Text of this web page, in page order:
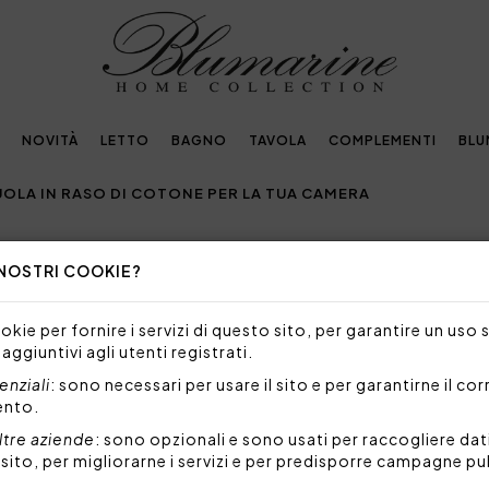
COOKIE?
per fornire i servizi di questo sito, per garantire un uso
aggiuntivi agli utenti registrati.
: sono necessari per usare il sito e per garantirne il
aziende: sono opzionali e sono usati per raccogliere
per migliorarne i servizi e per predisporre campagne
NOVITÀ LETTO BAGNO TAVOLA COMPLEMENTI
IN RASO DI COTONE PER LA TUA CAMERA
LENZUOLA IN RASO DI COTONE
SCOPRI TUTTI I VANTAGGI DELLE
, e in particolare delle lenzuola, è fondamentale
che avvolge il tuo corpo durante la notte
può
sensazione di benessere e persino sulla
un elemento decorativo per la camera da letto,